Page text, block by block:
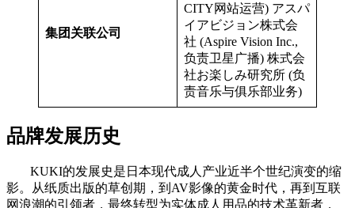
集团关联公司
CITY网站运营) アスパ
イアビジョン株式会
社 (Aspire Vision Inc.,
负责卫星广播) 株式会
社お楽しみ研究所 (负
责音乐与俱乐部业务)
品牌发展历史
KUKI的发展史是日本现代成人产业近半个世纪演变的缩
影。从纸质出版的草创期，到AV影像的黄金时代，再到互联
网浪潮的引领者，最终转型为实体成人用品的技术革新者，